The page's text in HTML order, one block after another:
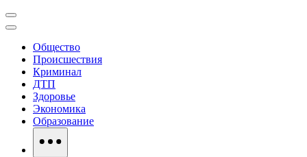
Общество
Происшествия
Криминал
ДТП
Здоровье
Экономика
Образование